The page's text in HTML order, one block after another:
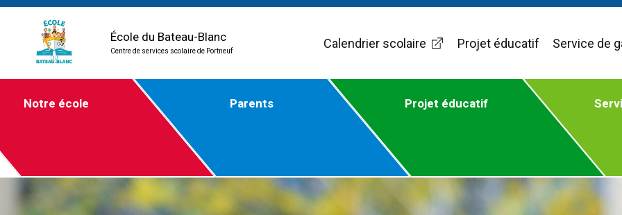
École du Bateau-Blanc
Centre de services scolaire de Portneuf
Calendrier scolaire Projet éducatif Service de
Notre école Parents Projet éducatif